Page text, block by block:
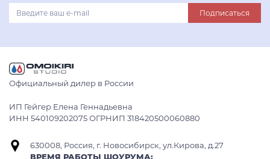
Подписаться
Официальный дилер в России
ИП Гейгер Елена Геннадьевна
ИНН 540109202075 ОГРНИП 318420500060880
630008, Россия, г. Новосибирск, ул.Кирова, д.27
ВРЕМЯ РАБОТЫ ШОУРУМА: